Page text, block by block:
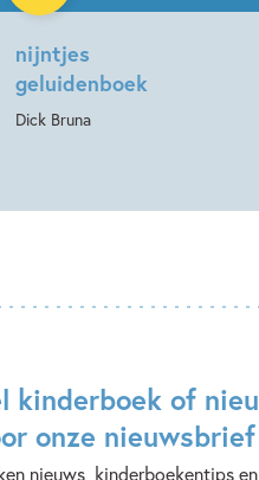
nijntjes
geluidenboek
Dick Bruna
kinderboek of
onze nieuwsbrief
nieuws, kinderboekentips